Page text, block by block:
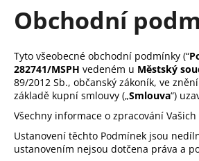
Obchodní
Tyto všeobecné obchodní podmínky (“
282741/MSPH vedeném u Městský
89/2012 Sb., občanský zákoník, ve
základě kupní smlouvy („Smlouva“)
Všechny informace o zpracování
Ustanovení těchto Podmínek jsou
ustanovením nejsou dotčena práva a